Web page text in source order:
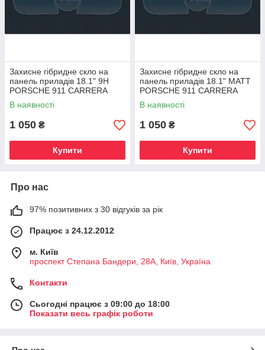
Захисне гібридне скло на
панель приладів 18.1" 9H
PORSCHE 911 CARRERA
2019 - 2024
В наявності
1 050 ₴
Купити
Захисне гібридне скло на
панель приладів 18.1" MATT
PORSCHE 911 CARRERA
2019 - 2024
В наявності
1 050 ₴
Купити
Про нас
97% позитивних з 30 відгуків за рік
Працює з 24.12.2012
м. Київ
проспект Степана Бандери, 28А, Київ, Україна
Контакти
Сьогодні працює з 09:00 до 18:00
Показати весь графік роботи